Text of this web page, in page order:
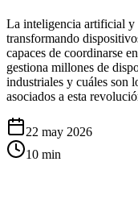
La inteligencia artificial y
transformando
capaces de coordinarse
gestiona millones de
industriales y cuáles son
asociados a esta
22 may 2026
10 min